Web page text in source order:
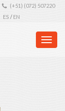
(+51) (072) 507220
ES / EN